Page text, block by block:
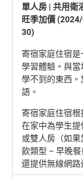
單人房 | 共用衛
旺季加價
30)
寄宿家庭住宿
學習體驗。與
學不到的東西
語。
寄宿家庭住宿
在家中為學生
或雙人房（如
飲類型 – 早晚
還提供無線網路